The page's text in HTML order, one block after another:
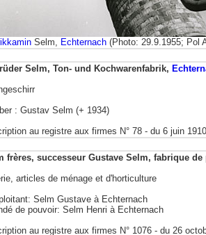
Selm, Echternach (Photo: 29.9.1955; Pol
Selm, Ton- und Kochwarenfabrik,
: Gustav Selm (+ 1934)
au registre aux firmes N° 78 - du 6 juin
frères, successeur Gustave Selm, fabrique
articles de ménage et d'horticulture
Selm Gustave à Echternach
de pouvoir: Selm Henri à Echternach
au registre aux firmes N° 1076 - du 26